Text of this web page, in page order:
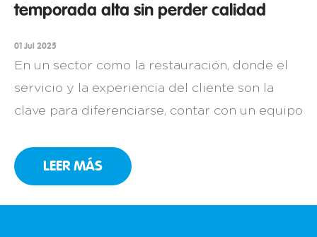
temporada alta sin perder calidad
01 Jul 2025
En un sector como la restauración, donde el
servicio y la experiencia del cliente son la
clave para diferenciarse, contar con un equipo
muy bien Can Ribot, un restaurante familiar
en Girona con más de 25 años de historia que,
LEER MÁS